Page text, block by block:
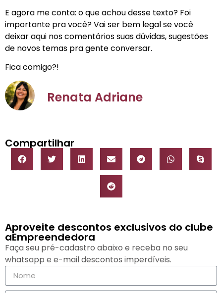
E agora me conta: o que achou desse texto? Foi
importante pra você? Vai ser bem legal se você
deixar aqui nos comentários suas dúvidas, sugestões
de novos temas pra gente conversar.
Fica comigo?!
Renata Adriane
Compartilhar
Aproveite descontos exclusivos do clube
aEmpreendedora
Faça seu pré-cadastro abaixo e receba no seu
whatsapp e e-mail descontos imperdíveis.